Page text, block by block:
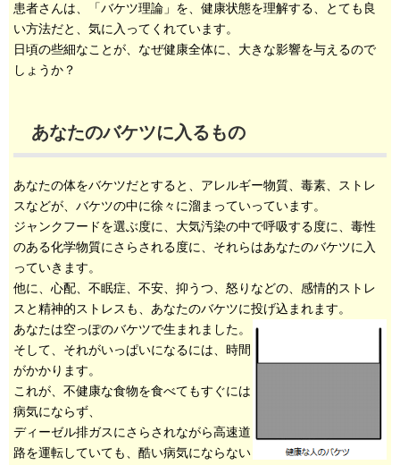
患者さんは、「バケツ理論」を、健康状態を理解する、とても良
い方法だと、気に入ってくれています。
日頃の些細なことが、なぜ健康全体に、大きな影響を与えるので
しょうか？
あなたのバケツに入るもの
あなたの体をバケツだとすると、アレルギー物質、毒素、ストレ
スなどが、バケツの中に徐々に溜まっていっています。
ジャンクフードを選ぶ度に、大気汚染の中で呼吸する度に、毒性
のある化学物質にさらされる度に、それらはあなたのバケツに入
っていきます。
他に、心配、不眠症、不安、抑うつ、怒りなどの、感情的ストレ
スと精神的ストレスも、あなたのバケツに投げ込まれます。
あなたは空っぽのバケツで生まれました。
そして、それがいっぱいになるには、時間
がかかります。
これが、不健康な食物を食べてもすぐには
病気にならず、
ディーゼル排ガスにさらされながら高速道
路を運転していても、酷い病気にならない